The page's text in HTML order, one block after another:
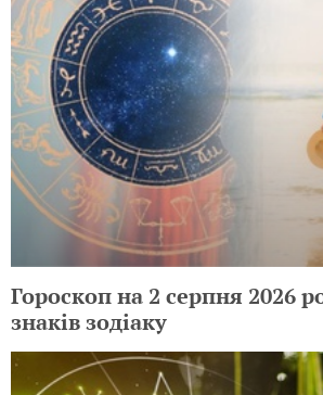
Гороскоп на 2 серпня 2026
знаків зодіаку